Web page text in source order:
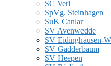
SC Verl
SpVg. Steinhagen
SuK Canlar
SV Avenwedde
SV Eidinghausen-
SV Gadderbaum
SV Heepen